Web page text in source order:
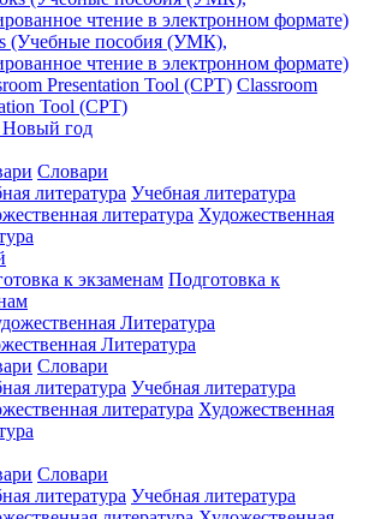
(Учебные пособия (УМК),
чтение в электронном формате)
Classroom
Tool (CPT)
Новый год
Словари
Учебная литература
Художественная
Подготовка к
Литература
Словари
Учебная литература
Художественная
Словари
Учебная литература